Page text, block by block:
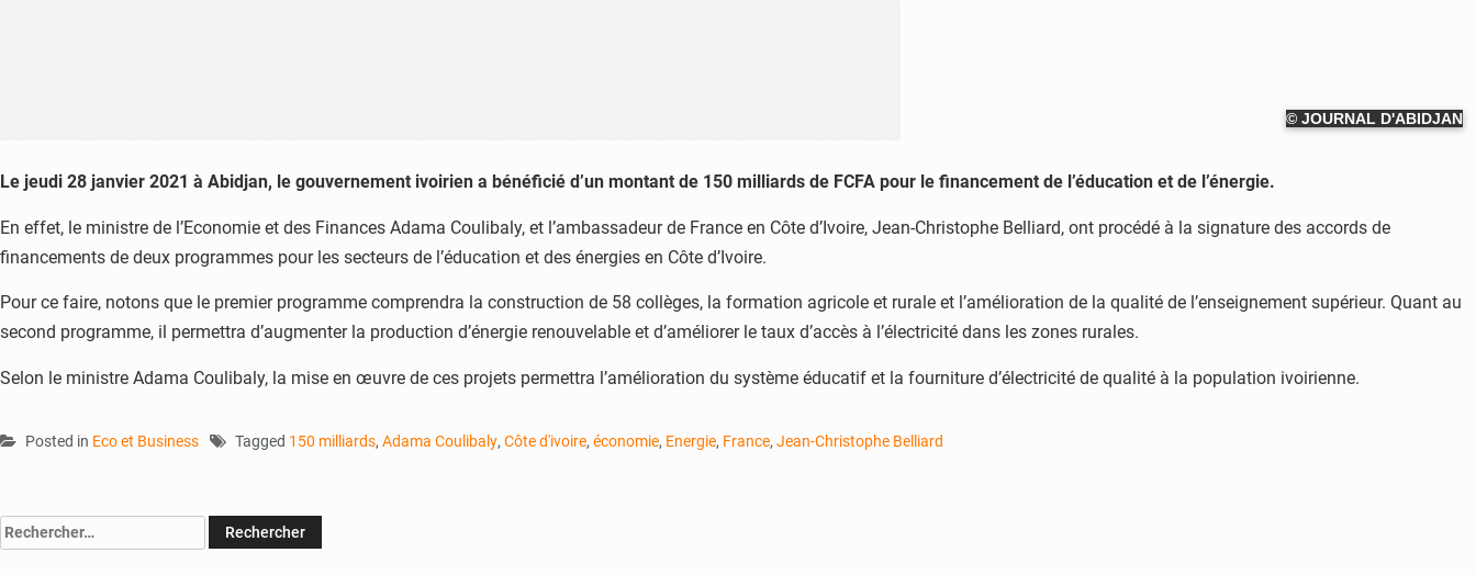
© JOURNAL D'ABIDJAN
Le jeudi 28 janvier 2021 à Abidjan, le gouvernement ivoirien a bénéficié d’un montant de 150 milliards de FCFA pour le financement de l’éducation et de l’énergie.
En effet, le ministre de l’Economie et des Finances Adama Coulibaly, et l’ambassadeur de France en Côte d’Ivoire, Jean-Christophe Belliard, ont procédé à la signature des accords de
financements de deux programmes pour les secteurs de l’éducation et des énergies en Côte d’Ivoire.
Pour ce faire, notons que le premier programme comprendra la construction de 58 collèges, la formation agricole et rurale et l’amélioration de la qualité de l’enseignement supérieur. Quant au
second programme, il permettra d’augmenter la production d’énergie renouvelable et d’améliorer le taux d’accès à l’électricité dans les zones rurales.
Selon le ministre Adama Coulibaly, la mise en œuvre de ces projets permettra l’amélioration du système éducatif et la fourniture d’électricité de qualité à la population ivoirienne.
Posted in Eco et Business Tagged 150 milliards, Adama Coulibaly, Côte d'ivoire, économie, Energie, France, Jean-Christophe Belliard
Rechercher :